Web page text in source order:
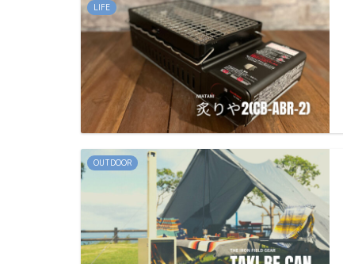
LIFE
OUTDOOR